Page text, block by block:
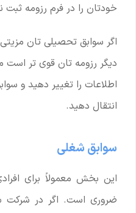
خودتان را در فرم رزومه ثبت
اگر سوابق تحصیلی تان
دیگر رزومه تان قوی تر است
اطلاعات را تغییر دهید و
انتقال دهید.
سوابق شغلی
این بخش معمولاً برای
ضروری است. اگر در شرکت